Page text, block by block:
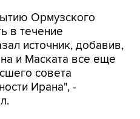
Ормузского
в течение
источник, добавив,
и Маската все еще
совета
Ирана", -